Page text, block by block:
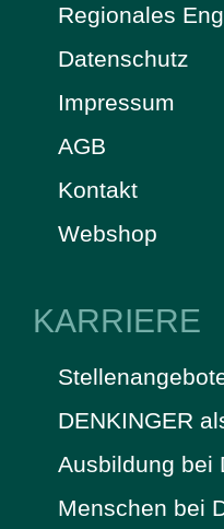
Regionales
Datenschutz
Impressum
AGB
Kontakt
Webshop
KARRIERE
DENKINGER
Ausbildung bei
Menschen bei